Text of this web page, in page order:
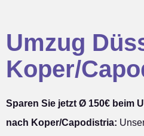
Umzug
Koper/
Sparen Sie jetzt Ø 150€ beim
nach Koper/Capodistria: